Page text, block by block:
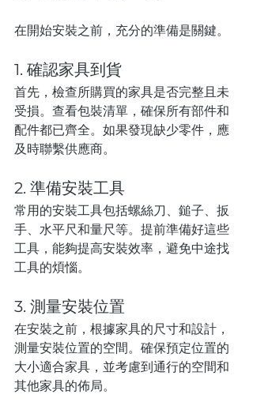
在開始安裝之前，充分的準備是關鍵。
1. 確認家具到貨
首先，檢查所購買的家具是否完整且未
受損。查看包裝清單，確保所有部件和
配件都已齊全。如果發現缺少零件，應
及時聯繫供應商。
2. 準備安裝工具
常用的安裝工具包括螺絲刀、鎚子、扳
手、水平尺和量尺等。提前準備好這些
工具，能夠提高安裝效率，避免中途找
工具的煩惱。
3. 測量安裝位置
在安裝之前，根據家具的尺寸和設計，
測量安裝位置的空間。確保預定位置的
大小適合家具，並考慮到通行的空間和
其他家具的佈局。